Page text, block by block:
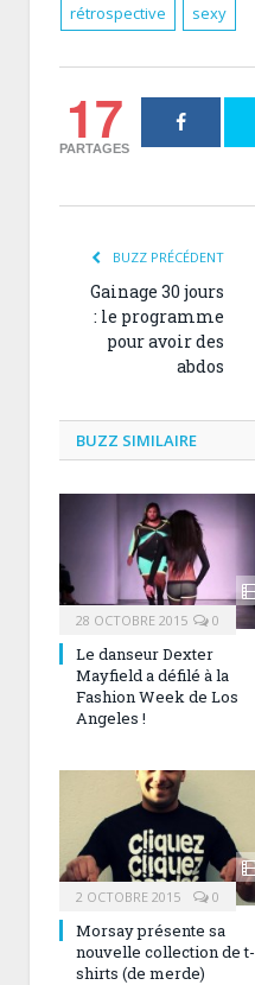
rétrospective sexy
17
PARTAGES
BUZZ PRÉCÉDENT
Gainage 30 jours
: le programme
pour avoir des
abdos
BUZZ SIMILAIRE
28 OCTOBRE 2015 0
Le danseur Dexter
Mayfield a défilé à la
Fashion Week de Los
Angeles !
2 OCTOBRE 2015 0
Morsay présente sa
nouvelle collection de t-
shirts (de merde)